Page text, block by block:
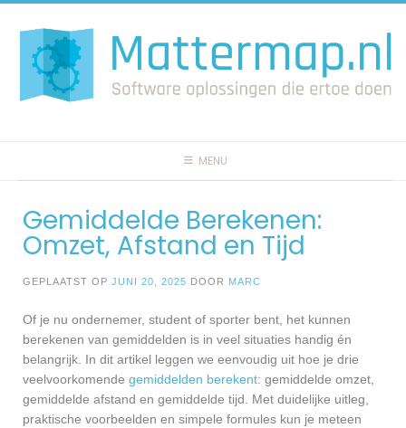
naar
inhoud
MENU
Gemiddelde Berekenen:
Omzet, Afstand en Tijd
GEPLAATST OP JUNI 20, 2025 DOOR MARC
Of je nu ondernemer, student of sporter bent, het kunnen
berekenen van gemiddelden is in veel situaties handig én
belangrijk. In dit artikel leggen we eenvoudig uit hoe je drie
veelvoorkomende gemiddelden berekent: gemiddelde omzet,
gemiddelde afstand en gemiddelde tijd. Met duidelijke uitleg,
praktische voorbeelden en simpele formules kun je meteen